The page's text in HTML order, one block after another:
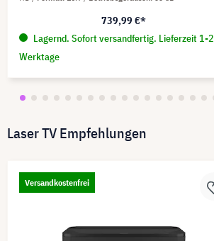
739,99 €*
Lagernd. Sofort versandfertig. Lieferzeit 1-2
Werktage
Laser TV Empfehlungen
Versandkostenfrei